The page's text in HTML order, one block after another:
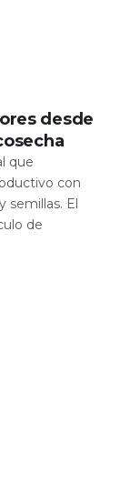
desde
que
con
semillas. El
de